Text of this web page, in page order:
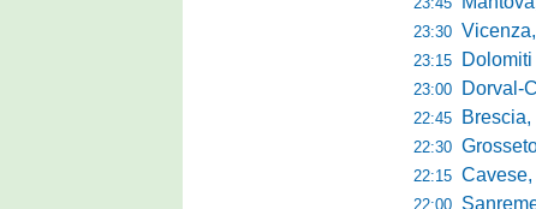
23:30 Vicenza,
23:15 Dolomiti
23:00 Dorval-
22:45 Brescia,
22:30 Grosseto-
22:15 Cavese,
22:00